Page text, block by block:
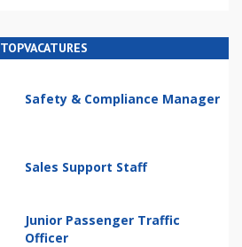
TOPVACATURES
Safety & Compliance Manager
Sales Support Staff
Junior Passenger Traffic
Officer